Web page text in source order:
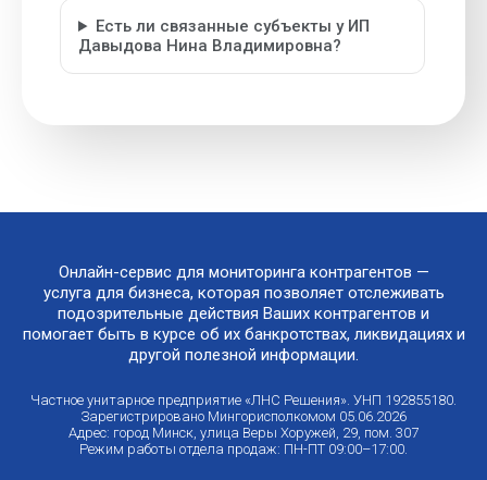
Есть ли связанные субъекты у ИП
Давыдова Нина Владимировна?
Онлайн-сервис для мониторинга контрагентов —
услуга для бизнеса, которая позволяет отслеживать
подозрительные действия Ваших контрагентов и
помогает быть в курсе об их банкротствах, ликвидациях и
другой полезной информации.
Частное унитарное предприятие «ЛНС Решения». УНП 192855180.
Зарегистрировано Мингорисполкомом 05.06.2026
Адрес: город Минск, улица Веры Хоружей, 29, пом. 307
Режим работы отдела продаж: ПН-ПТ 09:00–17:00.